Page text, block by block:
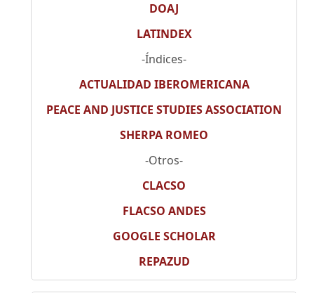
DOAJ
LATINDEX
-Índices-
ACTUALIDAD IBEROMERICANA
PEACE AND JUSTICE STUDIES ASSOCIATION
SHERPA ROMEO
-Otros-
CLACSO
FLACSO ANDES
GOOGLE SCHOLAR
REPAZUD